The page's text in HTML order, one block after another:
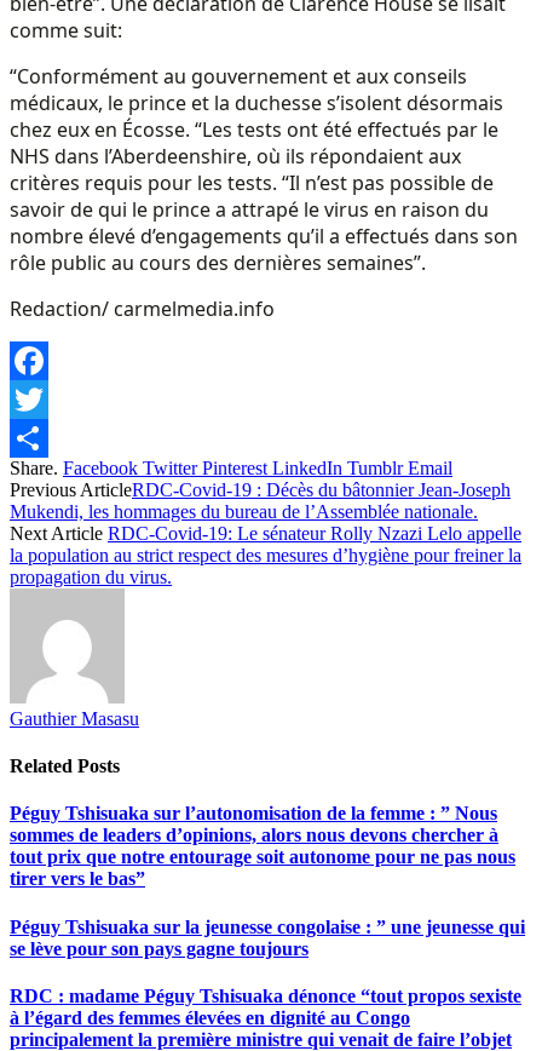
comme suit:
“Conformément au gouvernement et aux conseils
médicaux, le prince et la duchesse s’isolent désormais
chez eux en Écosse. “Les tests ont été effectués par le
NHS dans l’Aberdeenshire, où ils répondaient aux
critères requis pour les tests. “Il n’est pas possible de
savoir de qui le prince a attrapé le virus en raison du
nombre élevé d’engagements qu’il a effectués dans son
rôle public au cours des dernières semaines”.
Redaction/ carmelmedia.info
Facebook
Twitter
Share
Share. Facebook Twitter Pinterest LinkedIn Tumblr Email
Previous ArticleRDC-Covid-19 : Décès du bâtonnier Jean-Joseph
Mukendi, les hommages du bureau de l’Assemblée nationale.
Next Article RDC-Covid-19: Le sénateur Rolly Nzazi Lelo appelle
la population au strict respect des mesures d’hygiène pour freiner la
propagation du virus.
Gauthier Masasu
Related Posts
Péguy Tshisuaka sur l’autonomisation de la femme : ” Nous
sommes de leaders d’opinions, alors nous devons chercher à
tout prix que notre entourage soit autonome pour ne pas nous
tirer vers le bas”
Péguy Tshisuaka sur la jeunesse congolaise : ” une jeunesse qui
se lève pour son pays gagne toujours
RDC : madame Péguy Tshisuaka dénonce “tout propos sexiste
à l’égard des femmes élevées en dignité au Congo
principalement la première ministre qui venait de faire l’objet